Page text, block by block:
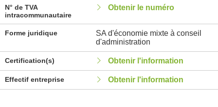
N° de TVA
intracommunautaire
Obtenir le numéro
Forme juridique
SA d'économie mixte à conseil
d'administration
Certification(s) Obtenir l'information
Effectif entreprise Obtenir l'information